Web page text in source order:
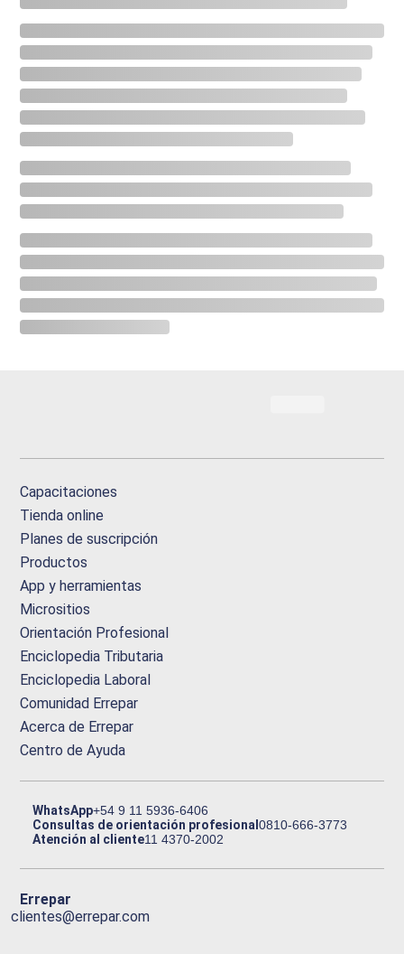
Capacitaciones
Tienda online
Planes de suscripción
Productos
App y herramientas
Micrositios
Orientación Profesional
Enciclopedia Tributaria
Enciclopedia Laboral
Comunidad Errepar
Acerca de Errepar
Centro de Ayuda
WhatsApp+54 9 11 5936-6406
Consultas de orientación profesional0810-666-3773
Atención al cliente11 4370-2002
Errepar
clientes@errepar.com